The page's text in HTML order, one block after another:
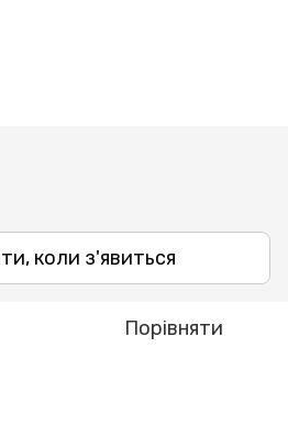
коли з'явиться
Порівняти